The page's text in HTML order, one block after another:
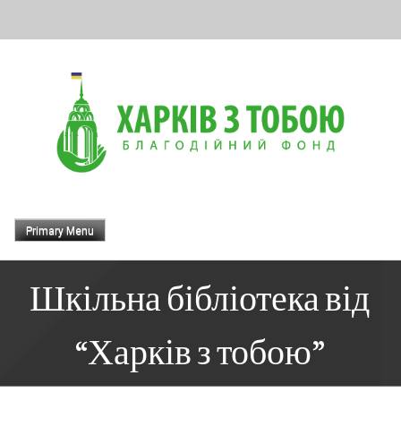
Primary Menu
Шкільна бібліотека від
“Харків з тобою”